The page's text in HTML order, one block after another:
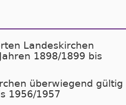
Landeskirchen
1898/1899 bis
überwiegend gültig
1956/1957